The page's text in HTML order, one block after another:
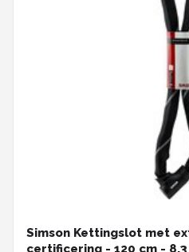
Simson Kettingslot met
certificering - 120 cm -